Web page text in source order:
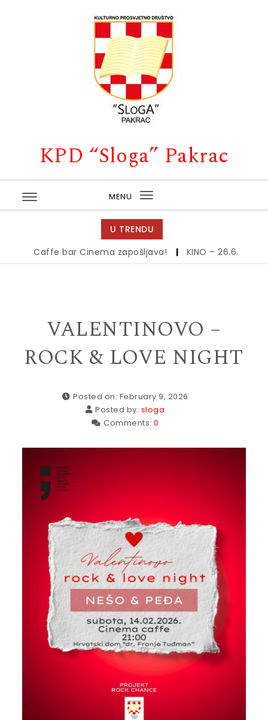
KPD “Sloga” Pakrac
MENU
Toggle
navigation
U TRENDU
Caffe bar Cinema zapošljava! | KINO – 26.6. |
VALENTINOVO –
ROCK & LOVE NIGHT
Posted on: February 9, 2026
Posted by: sloga
Comments: 0